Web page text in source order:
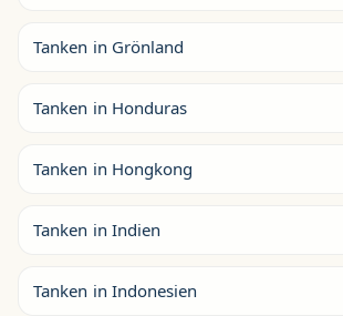
Tanken in Grönland
Tanken in Honduras
Tanken in Hongkong
Tanken in Indien
Tanken in Indonesien